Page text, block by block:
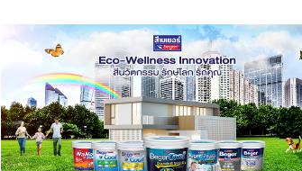
อาศัยและพื้นที่ส่วนกลาง โครงการเคหะชุมชนดินแ
(อาคารแฟลต 8 ชั้น) จำนวน 4 อาคาร มูลค่ากว่า 2
บาท จากบริษัท เบเยอร์ จำกัด